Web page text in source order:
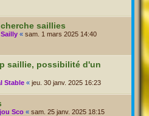
cherche saillies
« sam. 1 mars 2025 14:40
saillie, possibilité d'un
Stable « jeu. 30 janv. 2025 16:23
Sco « sam. 25 janv. 2025 18:15